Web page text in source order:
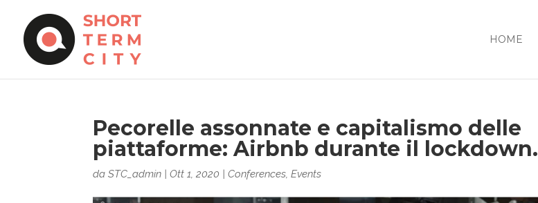
HOME
Pecorelle assonnate e capitalismo delle
piattaforme: Airbnb durante il lockdown.
daSTC_admin |Ott 1, 2020 |Conferences,Events